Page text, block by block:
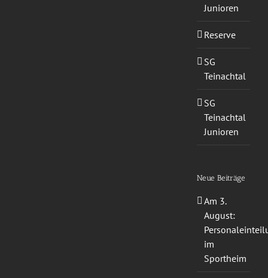
Junioren
Reserve
SG
Teinachtal
SG
Teinachtal
Junioren
Neue Beiträge
Am 3.
August:
im
Sportheim